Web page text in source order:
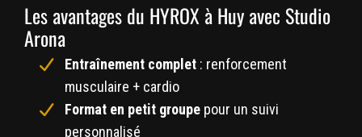
Les avantages du HYROX à Huy avec Studio
Arona
Entraînement complet : renforcement
musculaire + cardio
Format en petit groupe pour un suivi
personnalisé